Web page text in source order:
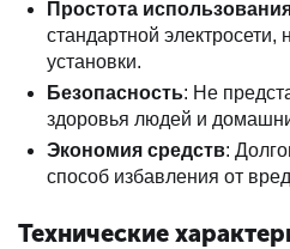
Простота
стандартной электросети,
установки.
Безопасность: Не
здоровья людей и
Экономия средств:
способ избавления от
Технические